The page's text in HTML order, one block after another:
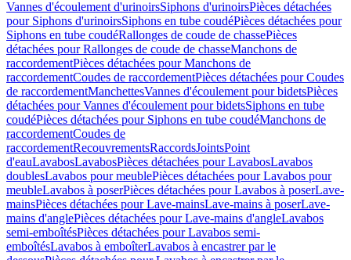
Vannes d'écoulement d'urinoirsSiphons d'urinoirsPièces détachées
pour Siphons d'urinoirsSiphons en tube coudéPièces détachées pour
Siphons en tube coudéRallonges de coude de chassePièces
détachées pour Rallonges de coude de chasseManchons de
raccordementPièces détachées pour Manchons de
raccordementCoudes de raccordementPièces détachées pour Coudes
de raccordementManchettesVannes d'écoulement pour bidetsPièces
détachées pour Vannes d'écoulement pour bidetsSiphons en tube
coudéPièces détachées pour Siphons en tube coudéManchons de
raccordementCoudes de
raccordementRecouvrementsRaccordsJointsPoint
d'eauLavabosLavabosPièces détachées pour LavabosLavabos
doublesLavabos pour meublePièces détachées pour Lavabos pour
meubleLavabos à poserPièces détachées pour Lavabos à poserLave-
mainsPièces détachées pour Lave-mainsLave-mains à poserLave-
mains d'anglePièces détachées pour Lave-mains d'angleLavabos
semi-emboîtésPièces détachées pour Lavabos semi-
emboîtésLavabos à emboîterLavabos à encastrer par le